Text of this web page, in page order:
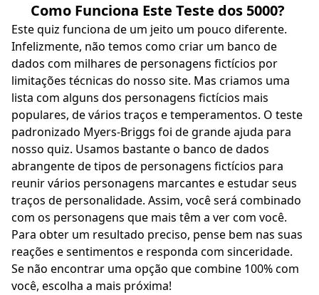
Como Funciona Este Teste dos 5000?
Este quiz funciona de um jeito um pouco diferente.
Infelizmente, não temos como criar um banco de
dados com milhares de personagens fictícios por
limitações técnicas do nosso site. Mas criamos uma
lista com alguns dos personagens fictícios mais
populares, de vários traços e temperamentos. O teste
padronizado Myers-Briggs foi de grande ajuda para
nosso quiz. Usamos bastante o banco de dados
abrangente de tipos de personagens fictícios para
reunir vários personagens marcantes e estudar seus
traços de personalidade. Assim, você será combinado
com os personagens que mais têm a ver com você.
Para obter um resultado preciso, pense bem nas suas
reações e sentimentos e responda com sinceridade.
Se não encontrar uma opção que combine 100% com
você, escolha a mais próxima!